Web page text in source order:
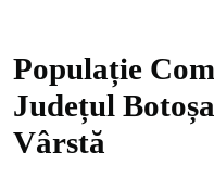
Populație
Județul
Vârstă